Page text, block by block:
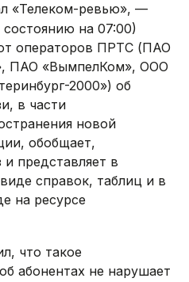
«Телеком-ревью», —
на 07:00)
операторов ПРТС (ПАО
ПАО «ВымпелКом», ООО
2000») об
в части
новой
обобщает,
и представляет ‎в
справок, таблиц и в
‎на ресурсе
что такое
абонентах не нарушает